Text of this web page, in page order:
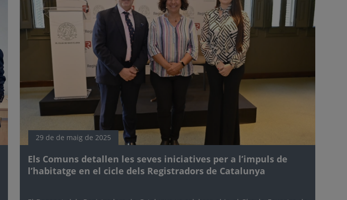
29 de de maig de 2025
Els Comuns detallen les seves iniciatives per a l’impuls de
l’habitatge en el cicle dels Registradors de Catalunya